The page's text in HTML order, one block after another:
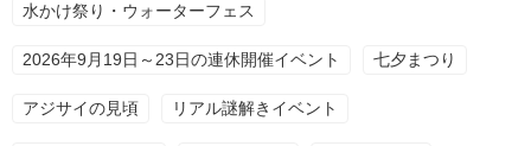
水かけ祭り・ウォーターフェス
2026年9月19日～23日の連休開催イベント 七夕まつり
アジサイの見頃 リアル謎解きイベント